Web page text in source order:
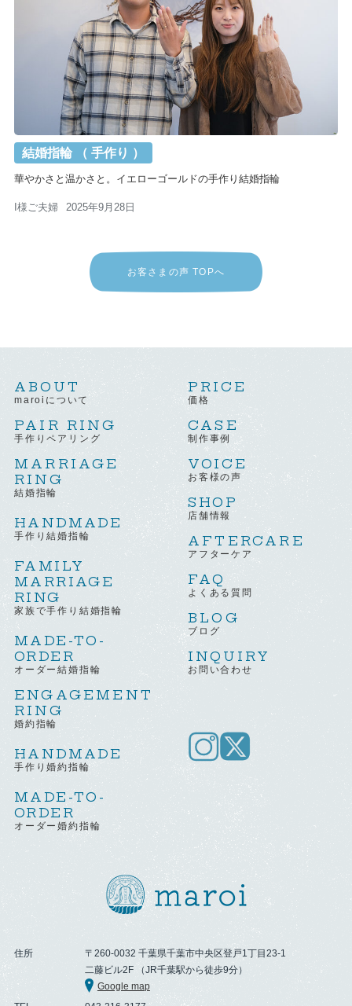
結婚指輪 （ 手作り ）
華やかさと温かさと。イエローゴールドの手作り結婚指輪
I様ご夫婦 2025年9月28日
お客さまの声 TOPへ
ABOUT
maroiについて
PAIR RING
手作りペアリング
MARRIAGE
RING
結婚指輪
HANDMADE
手作り結婚指輪
FAMILY
MARRIAGE
RING
家族で手作り結婚指輪
MADE-TO-
ORDER
オーダー結婚指輪
ENGAGEMENT
RING
婚約指輪
HANDMADE
手作り婚約指輪
MADE-TO-
ORDER
オーダー婚約指輪
PRICE
価格
CASE
制作事例
VOICE
お客様の声
SHOP
店舗情報
AFTERCARE
アフターケア
FAQ
よくある質問
BLOG
ブログ
INQUIRY
お問い合わせ
住所
〒260-0032 千葉県千葉市中央区登戸1丁目23-1
二藤ビル2F （JR千葉駅から徒歩9分）
Google map